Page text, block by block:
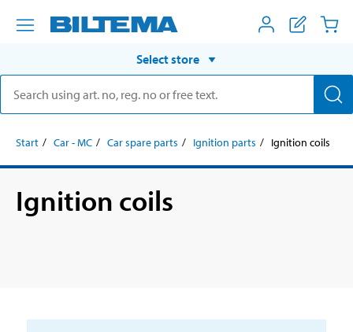
Select store
Start Car - MC Car spare parts Ignition parts Ignition coils
Ignition coils